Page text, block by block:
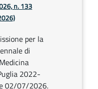
n. 133
per la
di
2022-
02/07/2026.